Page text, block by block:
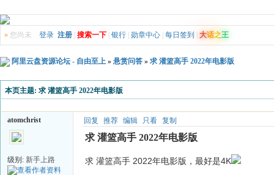
» 您尚未 登录 注册 搜索一下 银行 勋章中心 每日签到 大话之王
阿里云盘资源论坛 - 自由至上 » 悬赏问答 » 求 灌篮高手 2022年电影版
本页主题: 求 灌篮高手 2022年电影版
atomchrist
级别: 新手上路
回复 推荐 编辑 只看 复制
求 灌篮高手 2022年电影版
求 灌篮高手 2022年电影版，最好是4K